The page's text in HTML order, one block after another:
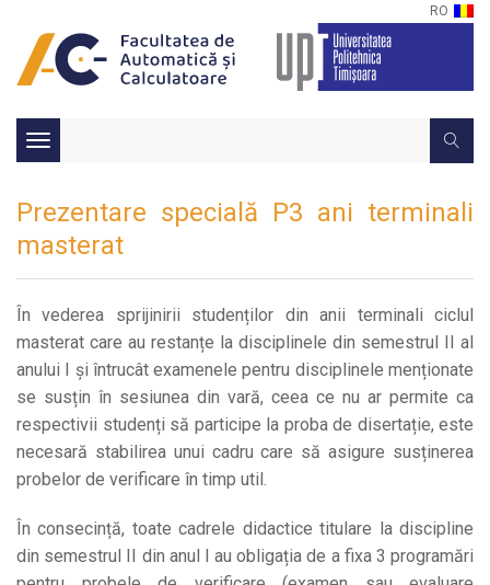
RO
Toggle
navigation
Prezentare specială P3 ani terminali
masterat
În vederea sprijinirii studenților din anii terminali ciclul
masterat care au restanțe la disciplinele din semestrul II al
anului I și întrucât examenele pentru disciplinele menționate
se susțin în sesiunea din vară, ceea ce nu ar permite ca
respectivii studenți să participe la proba de disertație, este
necesară stabilirea unui cadru care să asigure susținerea
probelor de verificare în timp util.
În consecință, toate cadrele didactice titulare la discipline
din semestrul II din anul I au obligația de a fixa 3 programări